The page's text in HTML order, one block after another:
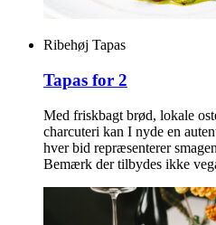
Ribehøj Tapas
Tapas for 2
Med friskbagt brød, lokale
charcuteri kan I nyde en
hver bid repræsenterer
Bemærk der tilbydes ikke